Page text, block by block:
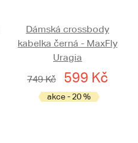
Dámská crossbody
kabelka černá - MaxFly
Uragia
749 Kč
599 Kč
akce - 20 %